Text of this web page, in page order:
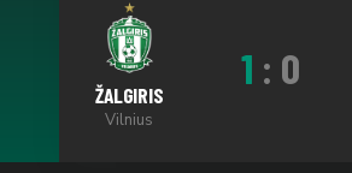
ŽALGIRIS
Vilnius
1 : 0